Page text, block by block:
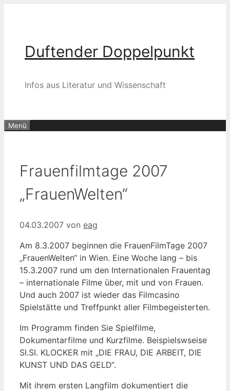
Duftender Doppelpunkt
Infos aus Literatur und Wissenschaft
Menü
Frauenfilmtage 2007
„FrauenWelten“
04.03.2007 von eag
Am 8.3.2007 beginnen die FrauenFilmTage 2007
„FrauenWelten“ in Wien. Eine Woche lang – bis
15.3.2007 rund um den Internationalen Frauentag
– internationale Filme über, mit und von Frauen.
Und auch 2007 ist wieder das Filmcasino
Spielstätte und Treffpunkt aller Filmbegeisterten.
Im Programm finden Sie Spielfilme,
Dokumentarfilme und Kurzfilme. Beispielswseise
SI.SI. KLOCKER mit „DIE FRAU, DIE ARBEIT, DIE
KUNST UND DAS GELD“.
Mit ihrem ersten Langfilm dokumentiert die